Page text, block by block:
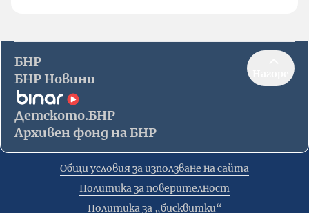
БНР
БНР Новини
Детското.БНР
Архивен фонд на БНР
Общи условия за използване на сайта
Политика за поверителност
Политика за „бисквитки“